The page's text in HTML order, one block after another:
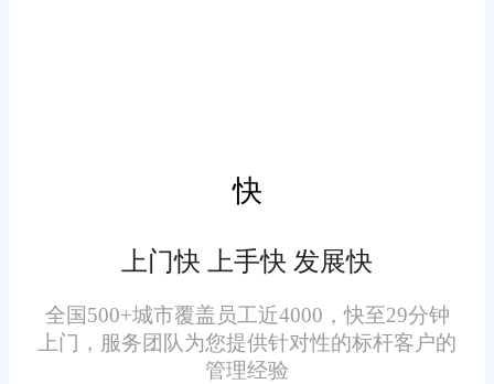
电商平台的订单信息汇聚在一个
了信息碎片化，提高了订单处理
的效率。
智能化订单处理
快
上门快 上手快 发展快
全国500+城市覆盖员工近4000，快至29分钟
上门，服务团队为您提供针对性的标杆客户的
管理经验